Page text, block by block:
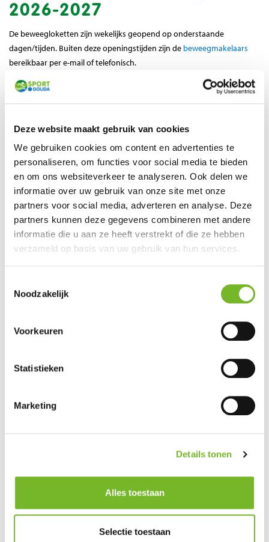
Deze website maakt gebruik van cookies
We gebruiken cookies om content en advertenties te
personaliseren, om functies voor social media te bieden
en om ons websiteverkeer te analyseren. Ook delen we
informatie over uw gebruik van onze site met onze
partners voor social media, adverteren en analyse. Deze
partners kunnen deze gegevens combineren met andere
informatie die u aan ze heeft verstrekt of die ze hebben
verzameld op basis van uw gebruik van hun services.
Noodzakelijk
Voorkeuren
Statistieken
Marketing
Details tonen
Alles toestaan
Selectie toestaan
2026-2027
De beweegloketten zijn wekelijks geopend op onderstaande
dagen/tijden. Buiten deze openingstijden zijn de beweegmakelaars
bereikbaar per e-mail of telefonisch.
In de zomervakantie (20 juli t/m 30 augustus) zijn de rode locaties NIET
open!
Beweegloket
(wijk Oost)
Elke dinsdag
Tijd: 12:00 – 13:00 uur
Locatie:Nelson
Mandela
Centrum
Beweegloket
(wijk Westergouwe)
Tijd: 11:00 – 12:00 uur
*Per 1 september
2026 vanaf een
Buurtkantine,
Datum: Elke donderdag
Locatie:
De Walvis
Datum: Elke donderdag